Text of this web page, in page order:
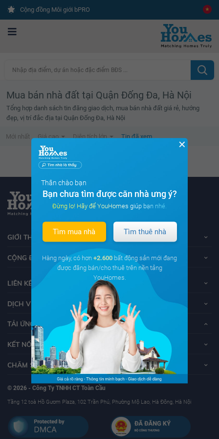
Cộng đồng Môi giới bPRO
Nhập địa điểm, dự án hoặc đặc điểm BĐS ...
Mua bán nhà đất tại Quận Đống Đa, Hà Nội
Tổng hợp danh sách tin đăng giao dịch, mua bán nhà đất giá rẻ, hướng
đẹp, vị trí đắc địa tại Quận Đống Đa, Hà Nội
Mới nhất Giá cao Diện tích lớn Tin đã xem
Danh sách tin đã xem trống
GIỚI THIỆU VỀ YOUHOMES
CỘNG ĐỒNG YOUHOMERS
LIÊN KẾT
DỊCH VỤ KHÁCH HÀNG
TẢI ỨNG DỤNG YOUHOMES
KẾT NỐI VỚI YOUHOMES
CHĂM SÓC KHÁCH HÀNG
© 2026 - Công Ty TNHH CT Toàn Cầu
Tầng 12 toà Hồ Gươm Plaza, 102 Trần Phú, Phường Mộ Lao, Hà Đông, Hà Nội
✕
Thân chào bạn
Bạn chưa tìm được căn nhà ưng ý?
Đừng lo! Hãy để YouHomes giúp bạn nhé.
Tìm mua nhà Tìm thuê nhà
Hàng ngày, có hơn +2.600 bất động sản mới đang
được đăng bán/cho thuê trên nền tảng
YouHomes.